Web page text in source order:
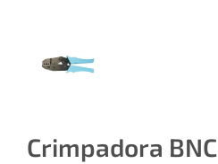
Crimpadora BNC